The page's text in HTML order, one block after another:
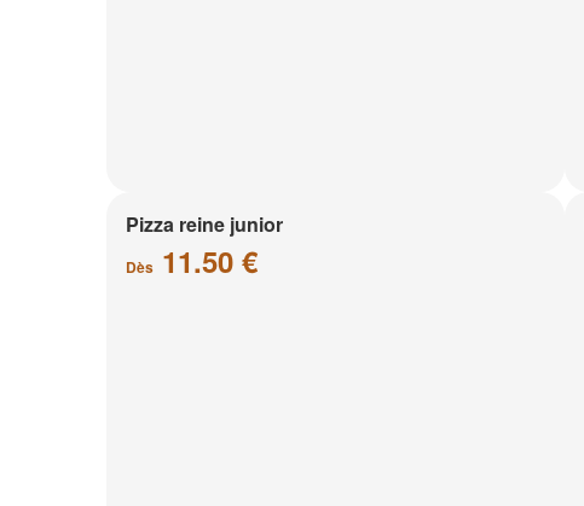
Pizza reine junior
Dès 11.50 €